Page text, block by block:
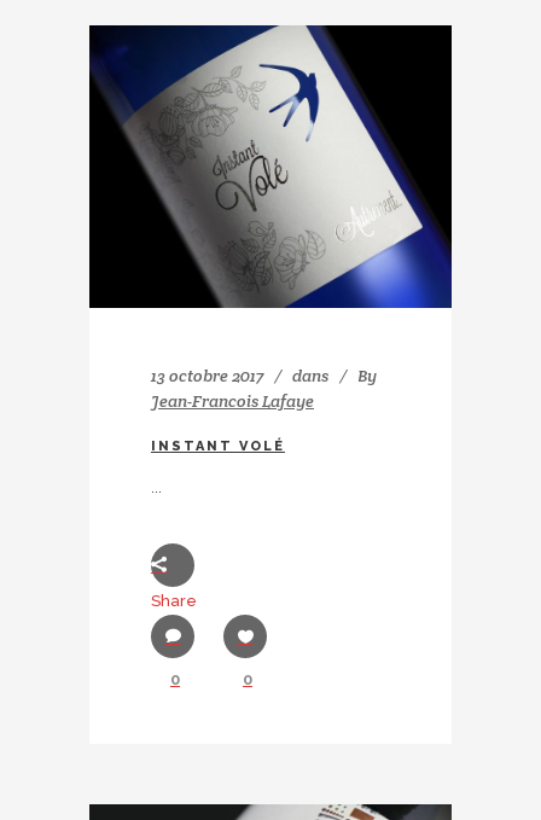
13 octobre 2017 dans
By
Jean-Francois Lafaye
INSTANT VOLÉ
Share
0 0